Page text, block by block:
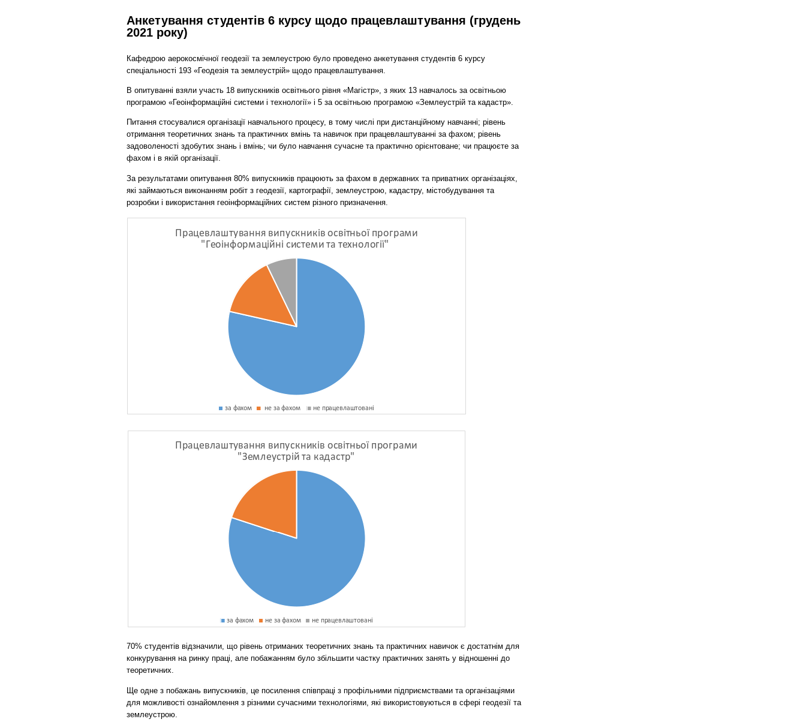
Анкетування студентів 6 курсу щодо працевлаштування (грудень
2021 року)
Кафедрою аерокосмічної геодезії та землеустрою було проведено анкетування студентів 6 курсу
спеціальності 193 «Геодезія та землеустрій» щодо працевлаштування.
В опитуванні взяли участь 18 випускників освітнього рівня «Магістр», з яких 13 навчалось за освітньою
програмою «Геоінформаційні системи і технології» і 5 за освітньою програмою «Землеустрій та кадастр».
Питання стосувалися організації навчального процесу, в тому числі при дистанційному навчанні; рівень
отримання теоретичних знань та практичних вмінь та навичок при працевлаштуванні за фахом; рівень
задоволеності здобутих знань і вмінь; чи було навчання сучасне та практично орієнтоване; чи працюєте за
фахом і в якій організації.
За результатами опитування 80% випускників працюють за фахом в державних та приватних організаціях,
які займаються виконанням робіт з геодезії, картографії, землеустрою, кадастру, містобудування та
розробки і використання геоінформаційних систем різного призначення.
70% студентів відзначили, що рівень отриманих теоретичних знань та практичних навичок є достатнім для
конкурування на ринку праці, але побажанням було збільшити частку практичних занять у відношенні до
теоретичних.
Ще одне з побажань випускників, це посилення співпраці з профільними підприємствами та організаціями
для можливості ознайомлення з різними сучасними технологіями, які використовуються в сфері геодезії та
землеустрою.